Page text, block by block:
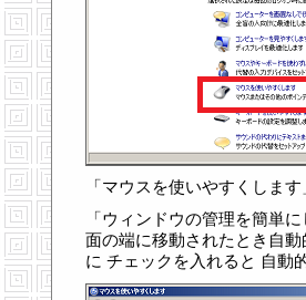
「マウスを使いやすくしま
「ウィンドウの管理を簡単
面の端に移動されたとき自
に チェックを入れると 自動